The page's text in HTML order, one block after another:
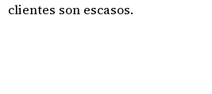
clientes son escasos.